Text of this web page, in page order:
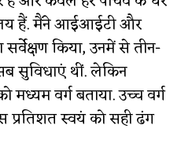
हैं. मैंने आईआईटी और
किया, उनमें से तीन-
सुविधाएं थीं. लेकिन
वर्ग बताया. उच्च वर्ग
स्वयं को सही ढंग